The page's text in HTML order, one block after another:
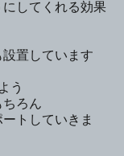
してくれる効果
置しています
う
ろん
トしていきま